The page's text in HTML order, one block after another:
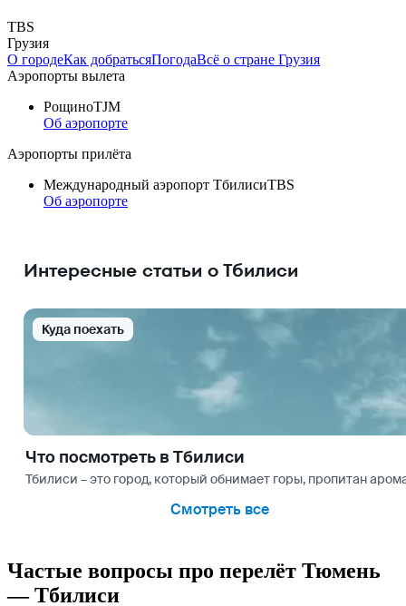
TBS
Грузия
О городеКак добратьсяПогодаВсё о стране Грузия
Аэропорты вылета
РощиноTJM
Об аэропорте
Аэропорты прилёта
Международный аэропорт ТбилисиTBS
Об аэропорте
Интересные статьи о Тбилиси
Куда поехать
Что посмотреть в Тбилиси
Тбилиси – это город, который обнимает горы, пропитан
Смотреть все
Частые вопросы про перелёт Тюмень
— Тбилиси